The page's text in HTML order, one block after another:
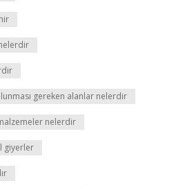
gereken alanlar nelerdir
nelerdir
giyerler